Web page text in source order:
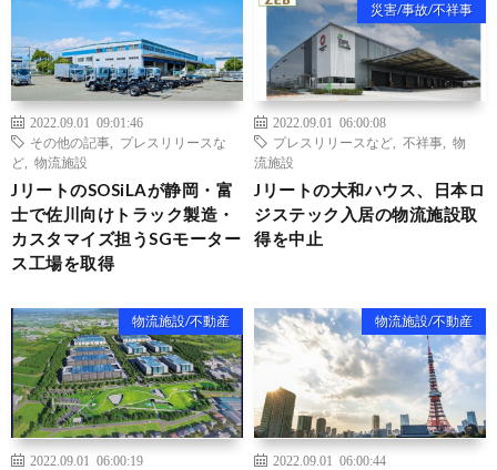
2022.09.01 09:01:46
その他の記事
プレスリリースな
ど
物流施設
JリートのSOSiLAが静岡・富
士で佐川向けトラック製造・
カスタマイズ担うSGモーター
ス工場を取得
災害/事故/不祥事
2022.09.01 06:00:08
プレスリリースなど
不祥事
物
流施設
Jリートの大和ハウス、日本ロ
ジステック入居の物流施設取
得を中止
物流施設/不動産
2022.09.01 06:00:19
物流施設/不動産
2022.09.01 06:00:44